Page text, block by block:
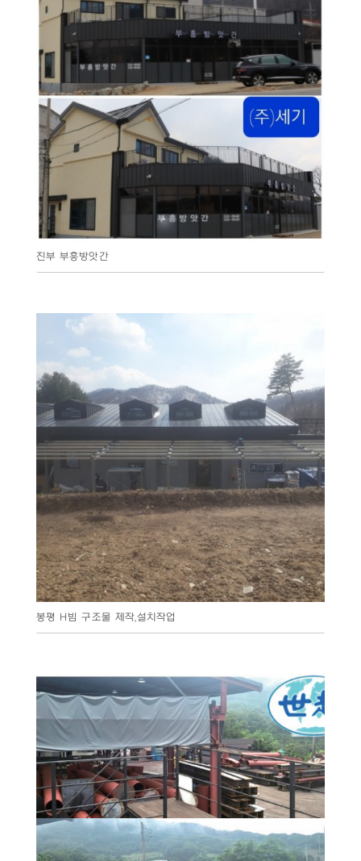
진부 부흥방앗간
봉평 H빔 구조물 제작,설치작업